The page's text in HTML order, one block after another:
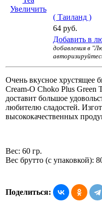
Увеличить
( Таиланд )
64 руб.
Добавить в
добавления в
Очень вкусное хрустящее
Cream-O Choko Plus Green
доставит большое
любителю сладостей.
высококачественных
Вес: 60 гр.
Вес брутто (с упаковкой):
Поделиться: